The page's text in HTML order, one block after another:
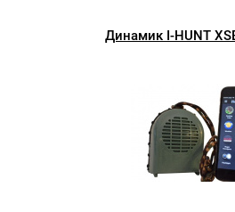
Динамик I-HUNT